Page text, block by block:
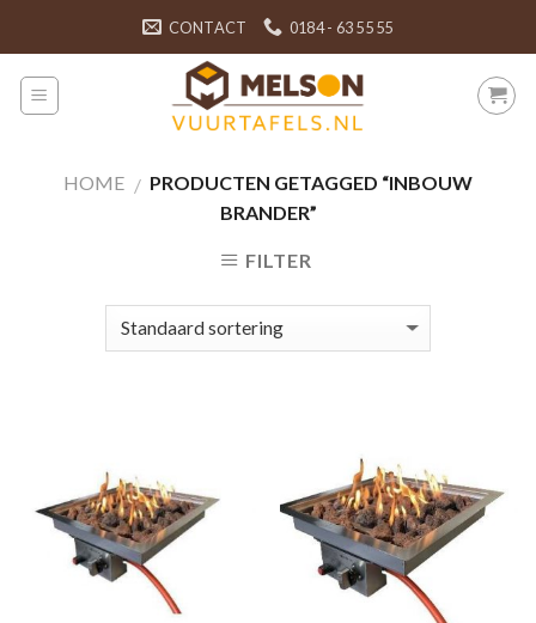
content
CONTACT 0184 - 63 55 55
HOME / PRODUCTEN GETAGGED “INBOUW
BRANDER”
FILTER